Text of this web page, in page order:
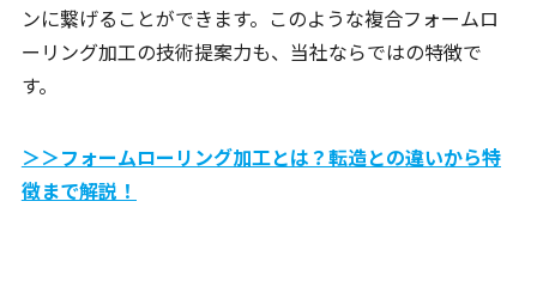
ンに繋げることができます。このような複合フォームロ
ーリング加工の技術提案力も、当社ならではの特徴で
す。
＞＞フォームローリング加工とは？転造との違いから特
徴まで解説！